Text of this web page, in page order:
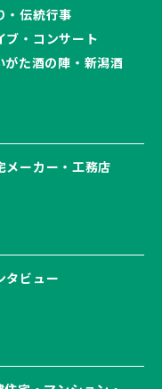
・伝統行事
ブ・コンサート
がた酒の陣・新潟酒
メーカー・工務店
タビュー